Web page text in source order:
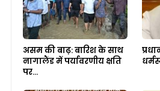
असम की बाढ़: बारिश के साथ
नागालैंड में पर्यावरणीय क्षति
पर…